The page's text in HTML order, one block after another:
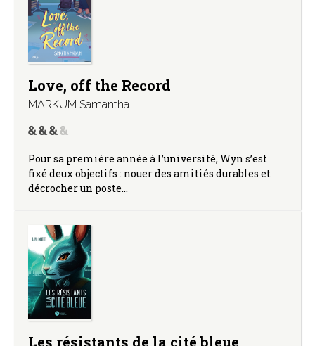
Love, off the Record
MARKUM Samantha
Pour sa première année à l’université, Wyn s’est
fixé deux objectifs : nouer des amitiés durables et
décrocher un poste…
Les résistants de la cité bleue